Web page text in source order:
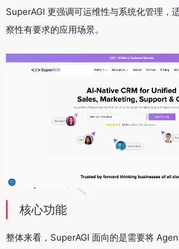
SuperAGI 更强调可运维性与系统化管理，
察性有要求的应用场景。
核心功能
整体来看，SuperAGI 面向的是需要将